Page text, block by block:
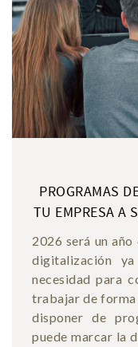
PROGRAMAS
TU EMPRESA A
2026 será un año
digitalización
necesidad para
trabajar de forma
disponer de
puede marcar la